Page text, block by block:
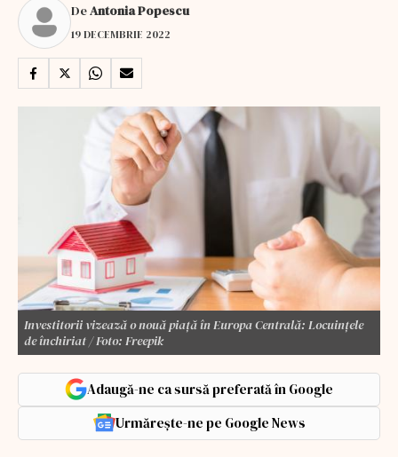
DeAntonia Popescu
19 DECEMBRIE 2022
Investitorii vizează o nouă piaţă în Europa Centrală: Locuinţele
de închiriat / Foto: Freepik
Adaugă-ne ca sursă preferată în Google
Urmărește-ne pe Google News